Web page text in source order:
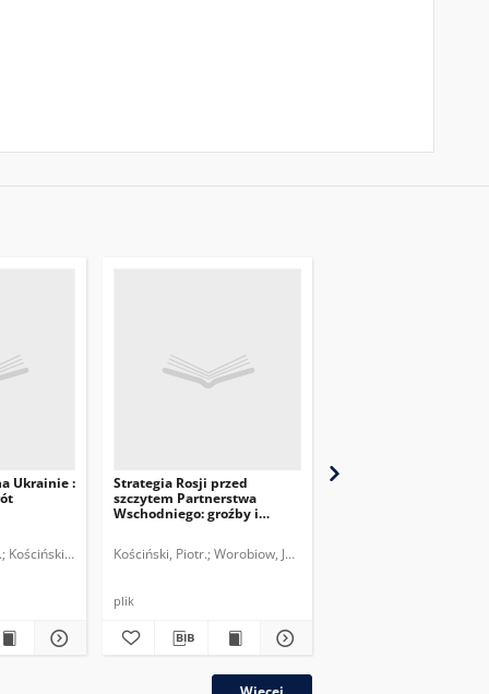
Ukrainie :
Kościński, Piotr.
Strategia Rosji przed
szczytem Partnerstwa
Wschodniego: groźby i
Kościński, Piotr. Worobiow, Jewgen.
plik